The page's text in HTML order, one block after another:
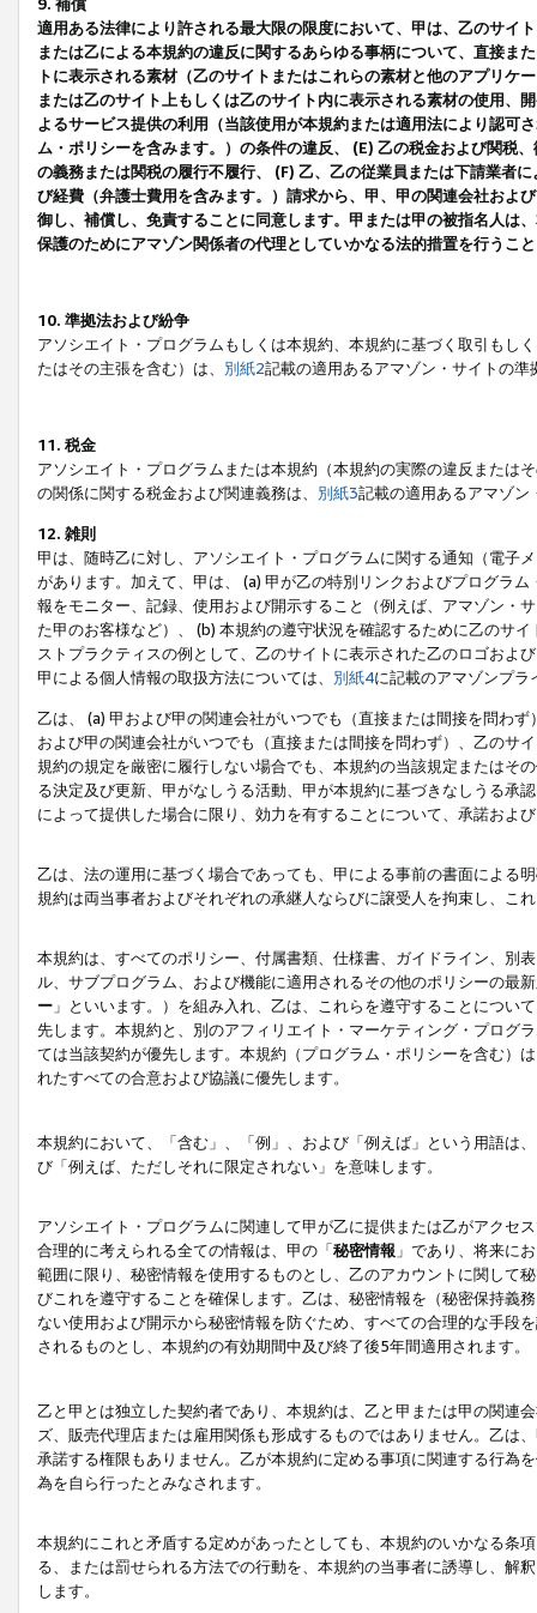
9. 補償
適用ある法律により許される最大限の限度において、甲は、乙のサイ
または乙による本規約の違反に関するあらゆる事柄について、直接ま
トに表示される素材（乙のサイトまたはこれらの素材と他のアプリ
または乙のサイト上もしくは乙のサイト内に表示される素材の使用、
よるサービス提供の利用（当該使用が本規約または適用法により認可
ム・ポリシーを含みます。）の条件の違反、 (E) 乙の税金および関税
の義務または関税の履行不履行、 (F) 乙、乙の従業員または下請業者
び経費（弁護士費用を含みます。）請求から、甲、甲の関連会社およ
御し、補償し、免責することに同意します。甲または甲の被指名人は
保護のためにアマゾン関係者の代理としていかなる法的措置を行うこ
10. 準拠法および紛争
アソシエイト・プログラムもしくは本規約、本規約に基づく取引もし
たはその主張を含む）は、 別紙2記載の適用あるアマゾン・サイトの
11. 税金
アソシエイト・プログラムまたは本規約（本規約の実際の違反または
の関係に関する税金および関連義務は、 別紙3記載の適用あるアマゾン
12. 雑則
甲は、随時乙に対し、アソシエイト・プログラムに関する通知（電子
があります。加えて、甲は、 (a) 甲が乙の特別リンクおよびプログラ
報をモニター、記録、使用および開示すること（例えば、アマゾン・
た甲のお客様など）、 (b) 本規約の遵守状況を確認するために乙のサ
ストプラクティスの例として、乙のサイトに表示された乙のロゴおよ
甲による個人情報の取扱方法については、 別紙4に記載のアマゾンプ
乙は、 (a) 甲および甲の関連会社がいつでも（直接または間接を問わ
および甲の関連会社がいつでも（直接または間接を問わず）、乙のサ
規約の規定を厳密に履行しない場合でも、本規約の当該規定またはそ
る決定及び更新、甲がなしうる活動、甲が本規約に基づきなしうる承
によって提供した場合に限り、効力を有することについて、承諾およ
乙は、法の運用に基づく場合であっても、甲による事前の書面による
規約は両当事者およびそれぞれの承継人ならびに譲受人を拘束し、こ
本規約は、すべてのポリシー、付属書類、仕様書、ガイドライン、別
ル、サブプログラム、および機能に適用されるその他のポリシーの最
ー 」といいます。）を組み入れ、乙は、これらを遵守することにつ
先します。本規約と、別のアフィリエイト・マーケティング・プログ
ては当該契約が優先します。本規約（プログラム・ポリシーを含む）
れたすべての合意および協議に優先します。
本規約において、「含む」、「例」、および「例えば」という用語は
び「例えば、ただしそれに限定されない」を意味します。
アソシエイト・プログラムに関連して甲が乙に提供または乙がアクセ
合理的に考えられる全ての情報は、甲の「秘密情報 」であり、将来に
範囲に限り、秘密情報を使用するものとし、乙のアカウントに関して
びこれを遵守することを確保します。乙は、秘密情報を（秘密保持義
ない使用および開示から秘密情報を防ぐため、すべての合理的な手段
されるものとし、本規約の有効期間中及び終了後5年間適用されます。
乙と甲とは独立した契約者であり、本規約は、乙と甲または甲の関連
ズ、販売代理店または雇用関係も形成するものではありません。乙は
承諾する権限もありません。乙が本規約に定める事項に関連する行為
為を自ら行ったとみなされます。
本規約にこれと矛盾する定めがあったとしても、本規約のいかなる条
る、または罰せられる方法での行動を、本規約の当事者に誘導し、解
します。